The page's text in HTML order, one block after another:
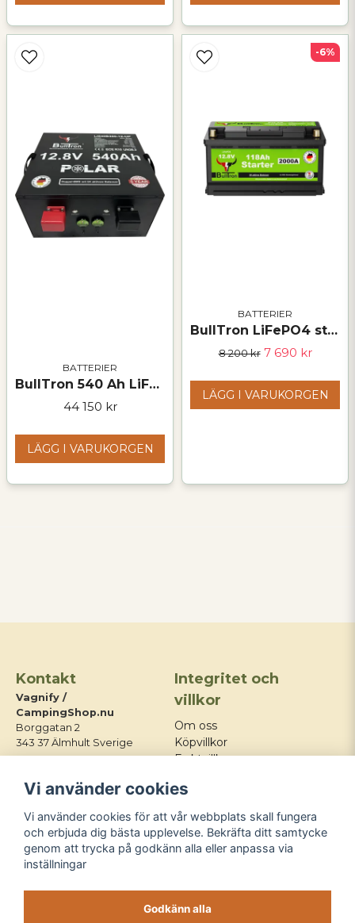
BATTERIER
BullTron 540 Ah LiFePO₄ Polar undersätesbatteri – 12,8 V
44 150 kr
LÄGG I VARUKORGEN
BATTERIER
BullTron LiFePO4 startbatteri 12,8V 118Ah (L5) Polar
8 200 kr 7 690 kr
LÄGG I VARUKORGEN
-6%
Kontakt
Vagnify /
CampingShop.nu
Borggatan 2
343 37 Älmhult Sverige
info@campingshop.nu
Integritet och
villkor
Om oss
Köpvillkor
Fraktvillkor
Mitt konto
Kontakt
Blogg
Följ oss
Vi använder cookies
Vi använder cookies för att vår webbplats skall fungera
och erbjuda dig bästa upplevelse. Bekräfta ditt samtycke
genom att trycka på godkänn alla eller anpassa via
inställningar
Godkänn alla